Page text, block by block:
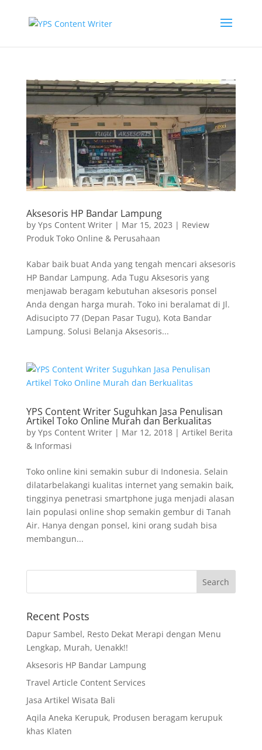
Aksesoris HP Bandar Lampung
by Yps Content Writer| Mar 15, 2023 | Review
Produk Toko Online & Perusahaan
Kabar baik buat Anda yang tengah mencari aksesoris
HP Bandar Lampung. Ada Tugu Aksesoris yang
menjawab beragam kebutuhan aksesoris ponsel
Anda dengan harga murah. Toko ini beralamat di Jl.
Adisucipto 77 (Depan Pasar Tugu), Kota Bandar
Lampung. Solusi Belanja Aksesoris...
YPS Content Writer Suguhkan Jasa Penulisan
Artikel Toko Online Murah dan Berkualitas
by Yps Content Writer| Mar 12, 2018| Artikel Berita
& Informasi
Toko online kini semakin subur di Indonesia. Selain
dilatarbelakangi kualitas internet yang semakin baik,
tingginya penetrasi smartphone juga menjadi alasan
lain populasi online shop semakin gembur di Tanah
Air. Hanya dengan ponsel, kini orang sudah bisa
membangun...
Recent Posts
Dapur Sambel, Resto Dekat Merapi dengan Menu
Lengkap, Murah, Uenakk!!
Aksesoris HP Bandar Lampung
Travel Article Content Services
Jasa Artikel Wisata Bali
Aqila Aneka Kerupuk, Produsen beragam kerupuk
khas Klaten